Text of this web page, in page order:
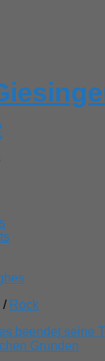
/ Rock
beendet seine
Gründen